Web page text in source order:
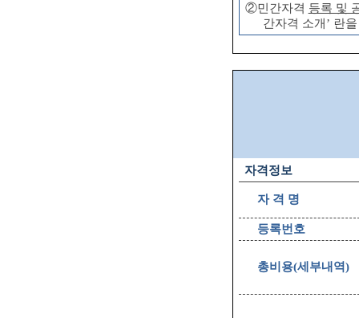
②민간자격 등록 및
간자격 소개 ’ 란
자격정보
자 격 명
등록번호
총비용(세부내역)